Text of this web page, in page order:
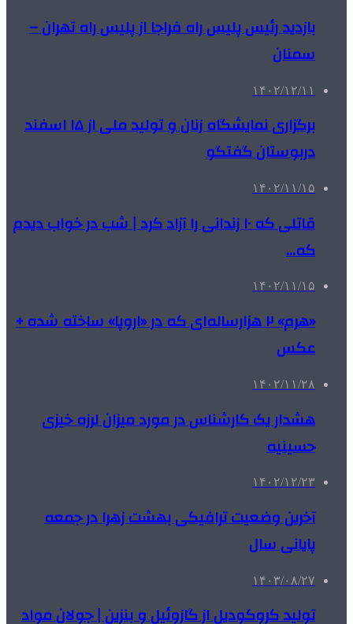
بازدید رئیس پلیس راه فراجا از پلیس راه تهران –
سمنان
۱۴۰۲/۱۲/۱۱
برگزاری نمایشگاه زنان و تولید ملی از ۱۵ اسفند
دربوستان‌ گفتگو
۱۴۰۲/۱۱/۱۵
قاتلی که ۱۰ زندانی را آزاد کرد | شب در خواب دیدم
که…
۱۴۰۲/۱۱/۱۵
«هرم» ۲ هزارساله‌ای که در «اروپا» ساخته شده +
عکس
۱۴۰۲/۱۱/۲۸
هشدار یک کارشناس در مورد میزان لرزه خیزی
حسینیه
۱۴۰۲/۱۲/۲۳
آخرین وضعیت ترافیکی بهشت زهرا در جمعه
پایانی سال
۱۴۰۳/۰۸/۲۷
تولید کروکودیل از گازوئیل و بنزین | جولان مواد